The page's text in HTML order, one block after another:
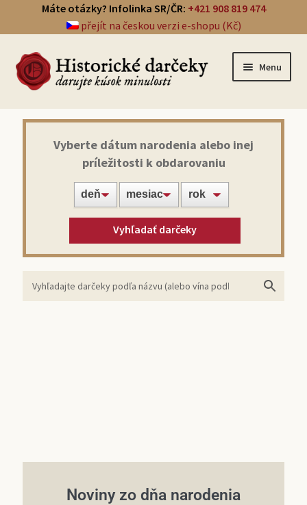
Máte otázky? Infolinka SR/ČR: +421 908 819 474
přejít na českou verzi e-shopu (Kč)
Menu
Prehľad darčekov
Noviny zo dňa narodenia
Víno z roku narodenia
Vyberte dátum narodenia alebo inej
príležitosti k obdarovaniu
Vyhľadať darčeky
Noviny zo dňa narodenia